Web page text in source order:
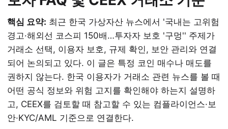
핵심 요약: 최근 한국 가상자산 뉴스에서 '국내는 고위험
경고·해외선 코스피 150배…투자자 보호 '구멍'' 주제가
거래소 선택, 이용자 보호, 규제 확인, 보안 관리와 연결
되어 논의되고 있다. 이 글은 특정 코인 매수나 매도를
권하지 않는다. 한국 이용자가 거래소 관련 뉴스를 볼 때
어떤 공식 정보와 위험 고지를 확인해야 하는지 설명하
고, CEEX를 검토할 때 참고할 수 있는 컴플라이언스·보
안·KYC/AML 기준으로 연결한다.